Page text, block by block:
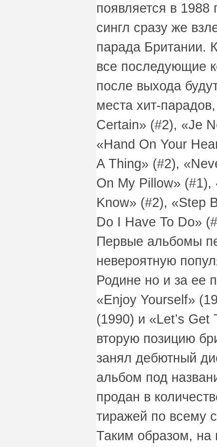
появляется в 1988
сингл сразу же
парада Британии.
все последующие
после выхода
места хит-
Certain» (#2), «Je
«Hand On Your
A Thing» (#2),
On My Pillow»
Know» (#2), «Step
Do I Have To Do»
Первые альбомы
невероятную
Родине но и за ее
«Enjoy Yourself»
(1990) и «Let’s
вторую позицию
занял дебютный
альбом под
продан в
тиражей по всему
Таким образом, на